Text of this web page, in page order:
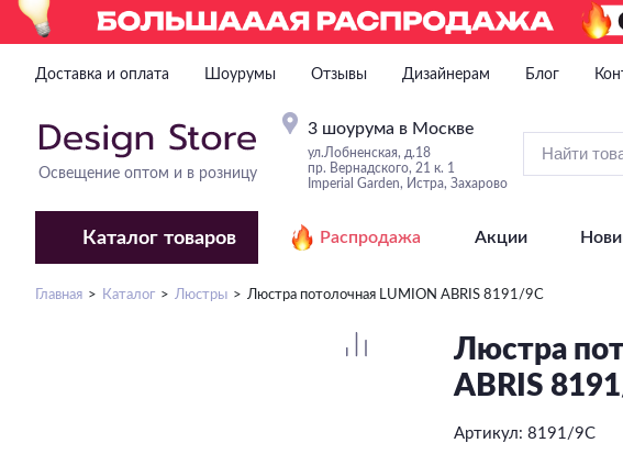
Доставка и оплата Шоурумы Отзывы Дизайнерам Блог
Освещение оптом и в розницу
3 шоурума в Москве
ул.Лобненская, д.18
пр. Вернадского, 21 к. 1
Imperial Garden, Истра, Захарово
Каталог товаров Распродажа Акции
Главная Каталог Люстры Люстра потолочная LUMION ABRIS 8191/9C
Люстра
ABRIS
Артикул: 8191/9C